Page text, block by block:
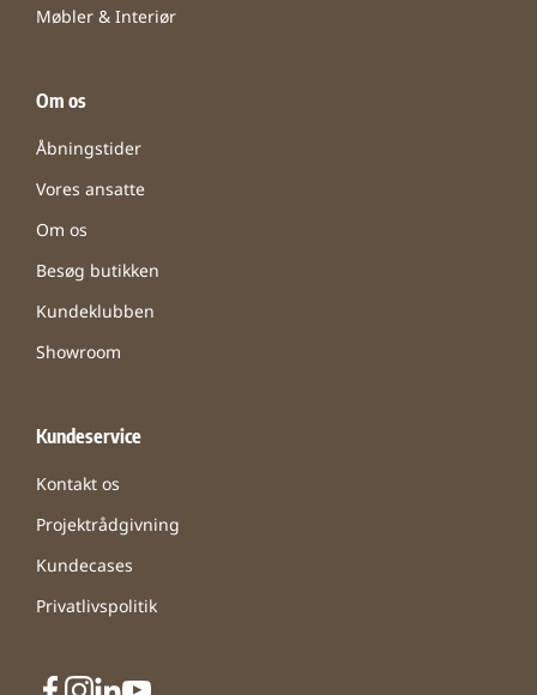
Møbler & Interiør
Om os
Åbningstider
Vores ansatte
Om os
Besøg butikken
Kundeklubben
Showroom
Kundeservice
Kontakt os
Projektrådgivning
Kundecases
Privatlivspolitik